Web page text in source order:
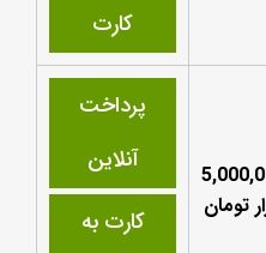
کارت
تومان
پرداخت
آنلاین
کارت به